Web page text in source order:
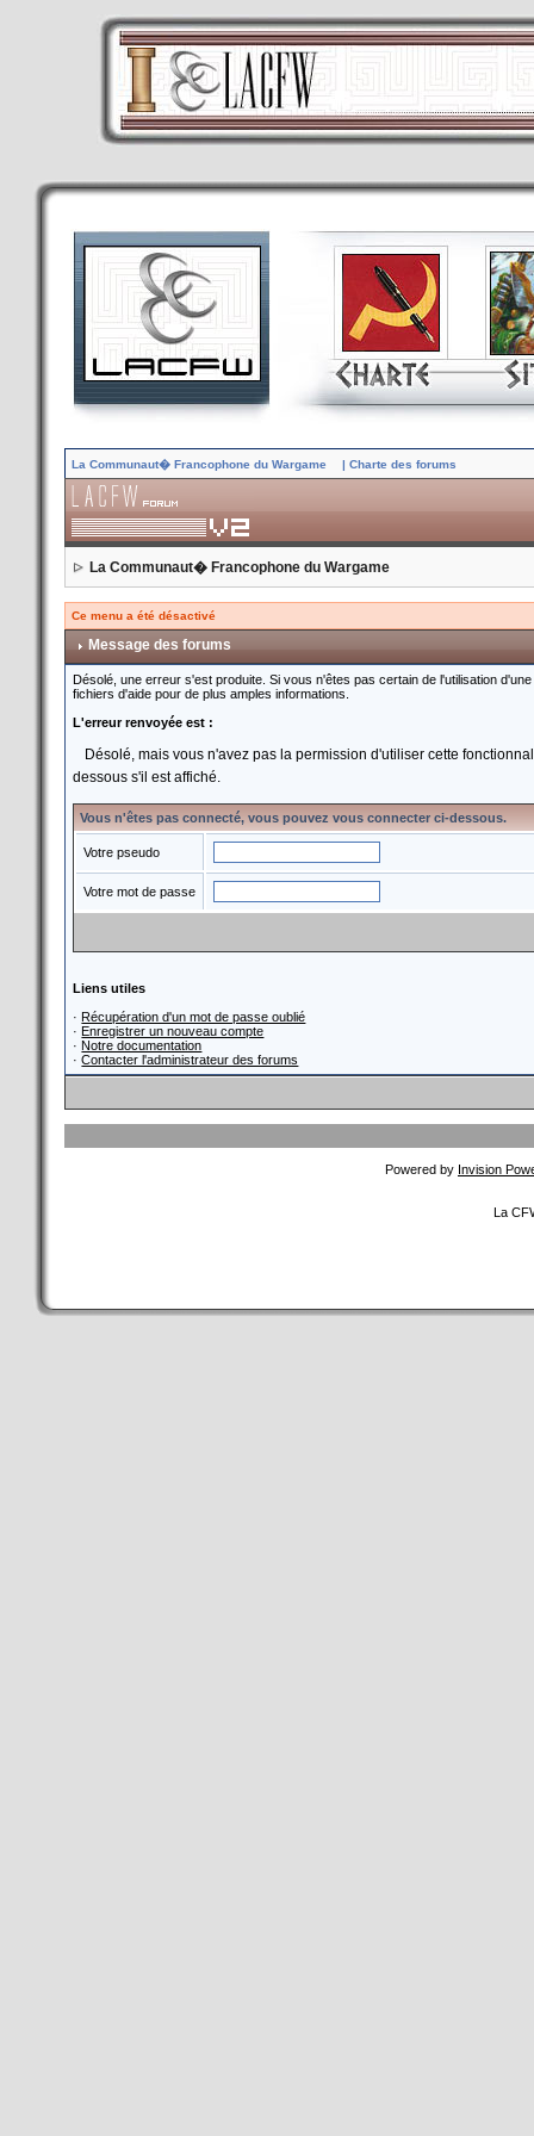
La Communaut� Francophone du Wargame | Charte des forums
La Communaut� Francophone du Wargame
Ce menu a été désactivé
Message des forums
Désolé, une erreur s'est produite. Si vous n'êtes pas certain de l'utilisation
fichiers d'aide pour de plus amples informations.
L'erreur renvoyée est :
Désolé, mais vous n'avez pas la permission d'utiliser cette
dessous s'il est affiché.
Vous n'êtes pas connecté, vous pouvez vous connecter ci-dessous.
Votre pseudo
Votre mot de passe
Liens utiles
·Récupération d'un mot de passe oublié
·Enregistrer un nouveau compte
·Notre documentation
·Contacter l'administrateur des forums
Powered by Invision
La